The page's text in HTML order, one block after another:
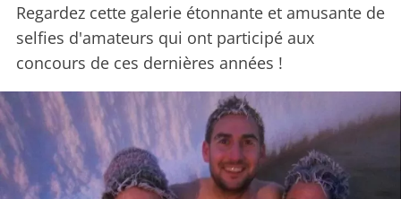
Regardez cette galerie étonnante et amusante de
selfies d'amateurs qui ont participé aux
concours de ces dernières années !